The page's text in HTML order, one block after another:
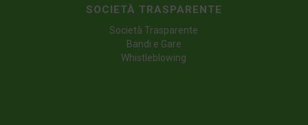
SOCIETÀ TRASPARENTE
Società Trasparente
Bandi e Gare
Whistleblowing